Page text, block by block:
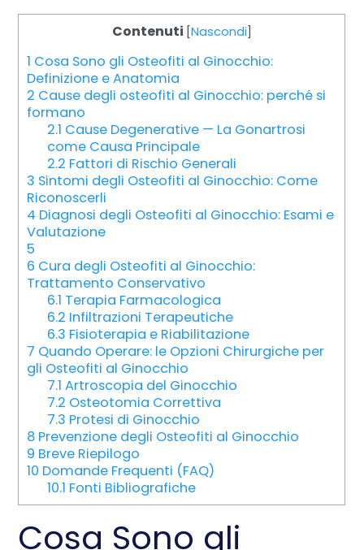
Contenuti [Nascondi
1 Cosa Sono gli Osteofiti al Ginocchio:
Definizione e Anatomia
2 Cause degli osteofiti al Ginocchio: perché si
formano
2.1 Cause Degenerative — La Gonartrosi
come Causa Principale
2.2 Fattori di Rischio Generali
3 Sintomi degli Osteofiti al Ginocchio: Come
Riconoscerli
4 Diagnosi degli Osteofiti al Ginocchio: Esami e
Valutazione
5
6 Cura degli Osteofiti al Ginocchio:
Trattamento Conservativo
6.1 Terapia Farmacologica
6.2 Infiltrazioni Terapeutiche
6.3 Fisioterapia e Riabilitazione
7 Quando Operare: le Opzioni Chirurgiche per
gli Osteofiti al Ginocchio
7.1 Artroscopia del Ginocchio
7.2 Osteotomia Correttiva
7.3 Protesi di Ginocchio
8 Prevenzione degli Osteofiti al Ginocchio
9 Breve Riepilogo
10 Domande Frequenti (FAQ)
10.1 Fonti Bibliografiche
Cosa Sono gli